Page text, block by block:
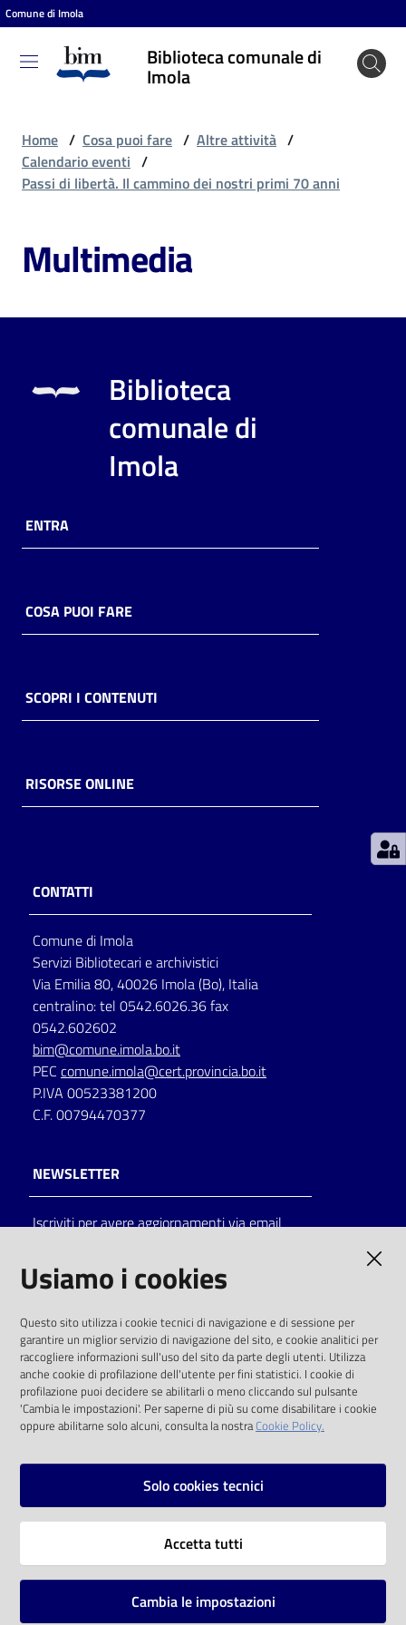
Vai al contenuto
Vai alla navigazione
Vai al footer
Comune di Imola
Biblioteca comunale di
Imola
Biblioteca
comunale
Cosa
fare
Scopri
online
Piani
Decentrate
Seguici
su
on line
Eventi
Chiedi al
bibliotecario
Avvisi
Home / Cosa puoi fare / Altre attività /
Calendario eventi /
Passi di libertà. Il cammino dei nostri primi 70 anni
Multimedia
Biblioteca
comunale di
Imola
ENTRA
COSA PUOI FARE
SCOPRI I CONTENUTI
RISORSE ONLINE
CONTATTI
Comune di Imola
Servizi Bibliotecari e archivistici
Via Emilia 80, 40026 Imola (Bo), Italia
centralino: tel 0542.6026.36 fax
0542.602602
bim@comune.imola.bo.it
PEC comune.imola@cert.provincia.bo.it
P.IVA 00523381200
C.F. 00794470377
NEWSLETTER
Iscriviti per avere aggiornamenti via email
solo alle condizioni previste dalla direttiva
comunitaria 2003/98/CE e dal d.lgs. 36/2006
SOCIAL
Instagram
Vai alla pagina
Usiamo i cookies
Questo sito utilizza i cookie tecnici di navigazione e di sessione per
garantire un miglior servizio di navigazione del sito, e cookie analitici per
raccogliere informazioni sull'uso del sito da parte degli utenti. Utilizza
anche cookie di profilazione dell'utente per fini statistici. I cookie di
profilazione puoi decidere se abilitarli o meno cliccando sul pulsante
'Cambia le impostazioni'. Per saperne di più su come disabilitare i cookie
oppure abilitarne solo alcuni, consulta la nostraCookie Policy.
Solo cookies tecnici
Accetta tutti
Cambia le impostazioni